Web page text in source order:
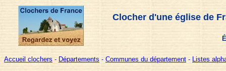
Clocher d'une église de
Accueil clochers - Départements - Communes du département - Listes